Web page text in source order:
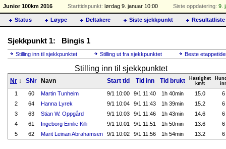
Junior 100km 2016 Starttidspunkt: lørdag 9. januar 10:00 Siste oppdatering: 9.
Status Løype Deltakere Siste sjekkpunkt Resultatliste
Sjekkpunkt 1: Bingis 1
Stilling inn til sjekkpunktet Stilling ut fra sjekkpunktet Beste
Stilling inn til sjekkpunktet
Nr ↓ SNr Navn Start tid Tid inn Tid brukt
Hastighet
km/t
1 60 Martin Tunheim 9/1 10:00 9/1 11:40 1h 40min 15.0
6
2
64 Hanna Lyrek 9/1 10:04 9/1 11:43 1h 39min 15.2
6
3
63 Stian W. Oppgård 9/1 10:03 9/1 11:46 1h 43min 14.6
6
4
61 Ingeborg Emilie Killi 9/1 10:01 9/1 11:51 1h 50min 13.6
6
5
62 Marit Leinan Abrahamsen 9/1 10:02 9/1 11:56 1h 54min 13.2 6